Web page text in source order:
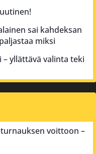
sai kahdeksan
miksi
yllättävä valinta teki
voittoon –